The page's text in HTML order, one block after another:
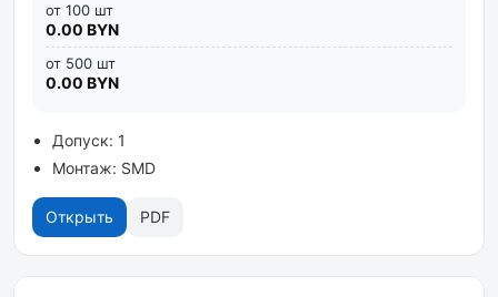
от 100 шт
0.00 BYN
от 500 шт
0.00 BYN
Допуск: 1
Монтаж: SMD
Открыть PDF